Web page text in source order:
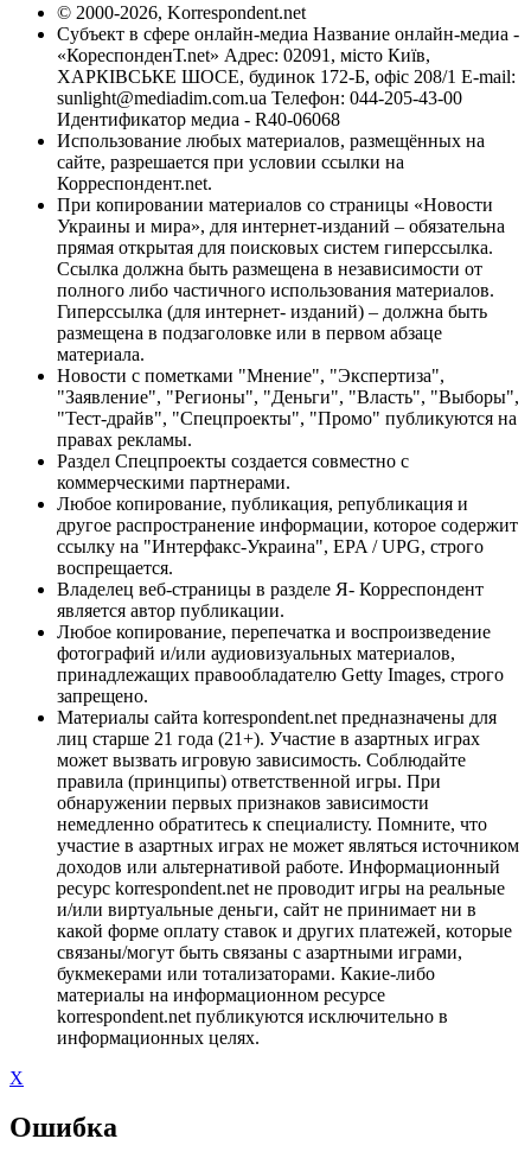
© 2000-2026, Korrespondent.net
Субъект в сфере онлайн-медиа Название онлайн-медиа -
«КореспонденТ.net» Адрес: 02091, місто Київ,
ХАРКІВСЬКЕ ШОСЕ, будинок 172-Б, офіс 208/1 E-mail:
sunlight@mediadim.com.ua Телефон: 044-205-43-00
Идентификатор медиа - R40-06068
Использование любых материалов, размещённых на
сайте, разрешается при условии ссылки на
Корреспондент.net.
При копировании материалов со страницы «Новости
Украины и мира», для интернет-изданий – обязательна
прямая открытая для поисковых систем гиперссылка.
Ссылка должна быть размещена в независимости от
полного либо частичного использования материалов.
Гиперссылка (для интернет- изданий) – должна быть
размещена в подзаголовке или в первом абзаце
материала.
Новости с пометками "Мнение", "Экспертиза",
"Заявление", "Регионы", "Деньги", "Власть", "Выборы",
"Тест-драйв", "Спецпроекты", "Промо" публикуются на
правах рекламы.
Раздел Спецпроекты создается совместно с
коммерческими партнерами.
Любое копирование, публикация, републикация и
другое распространение информации, которое содержит
ссылку на "Интерфакс-Украина", EPA / UPG, строго
воспрещается.
Владелец веб-страницы в разделе Я- Корреспондент
является автор публикации.
Любое копирование, перепечатка и воспроизведение
фотографий и/или аудиовизуальных материалов,
принадлежащих правообладателю Getty Images, строго
запрещено.
Материалы сайта korrespondent.net предназначены для
лиц старше 21 года (21+). Участие в азартных играх
может вызвать игровую зависимость. Соблюдайте
правила (принципы) ответственной игры. При
обнаружении первых признаков зависимости
немедленно обратитесь к специалисту. Помните, что
участие в азартных играх не может являться источником
доходов или альтернативой работе. Информационный
ресурс korrespondent.net не проводит игры на реальные
и/или виртуальные деньги, сайт не принимает ни в
какой форме оплату ставок и других платежей, которые
связаны/могут быть связаны с азартными играми,
букмекерами или тотализаторами. Какие-либо
материалы на информационном ресурсе
korrespondent.net публикуются исключительно в
информационных целях.
X
Ошибка